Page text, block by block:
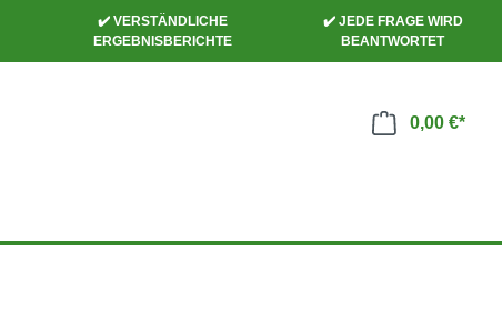
✔️ VERSTÄNDLICHE
ERGEBNISBERICHTE
✔️ JEDE FRAGE WIRD
BEANTWORTET
0,00 €*